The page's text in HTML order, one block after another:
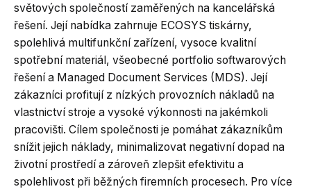
světových společností zaměřených na kancelářská
řešení. Její nabídka zahrnuje ECOSYS tiskárny,
spolehlivá multifunkční zařízení, vysoce kvalitní
spotřební materiál, všeobecné portfolio softwarových
řešení a Managed Document Services (MDS). Její
zákazníci profitují z nízkých provozních nákladů na
vlastnictví stroje a vysoké výkonnosti na jakémkoli
pracovišti. Cílem společnosti je pomáhat zákazníkům
snížit jejich náklady, minimalizovat negativní dopad na
životní prostředí a zároveň zlepšit efektivitu a
spolehlivost při běžných firemních procesech. Pro více